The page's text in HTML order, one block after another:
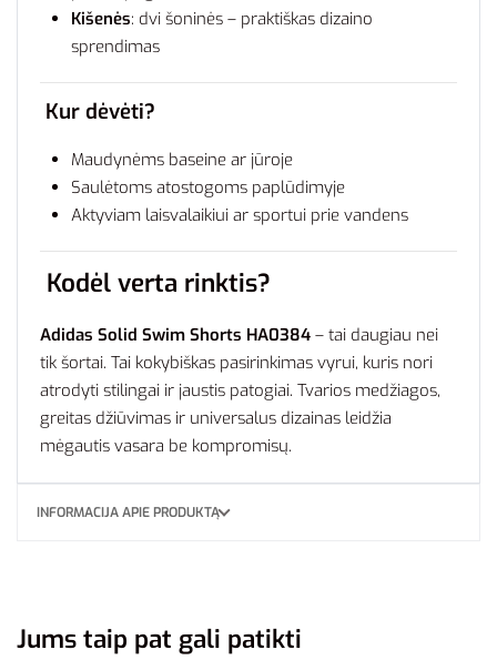
Kišenės: dvi šoninės – praktiškas dizaino
sprendimas
Kur dėvėti?
Maudynėms baseine ar jūroje
Saulėtoms atostogoms paplūdimyje
Aktyviam laisvalaikiui ar sportui prie vandens
Kodėl verta rinktis?
Adidas Solid Swim Shorts HA0384 – tai daugiau nei
tik šortai. Tai kokybiškas pasirinkimas vyrui, kuris nori
atrodyti stilingai ir jaustis patogiai. Tvarios medžiagos,
greitas džiūvimas ir universalus dizainas leidžia
mėgautis vasara be kompromisų.
INFORMACIJA APIE PRODUKTĄ
Jums taip pat gali patikti